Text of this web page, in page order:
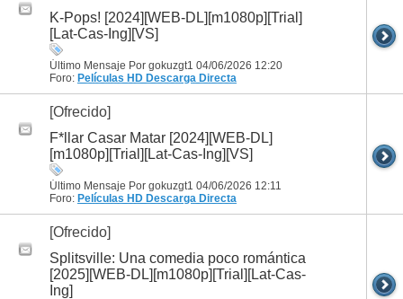
K-Pops! [2024][WEB-DL][m1080p][Trial]
[Lat-Cas-Ing][VS]
Último Mensaje Por gokuzgt1 04/06/2026 12:20
Foro: Películas HD Descarga Directa
[Ofrecido]
F*llar Casar Matar [2024][WEB-DL]
[m1080p][Trial][Lat-Cas-Ing][VS]
Último Mensaje Por gokuzgt1 04/06/2026 12:11
Foro: Películas HD Descarga Directa
[Ofrecido]
Splitsville: Una comedia poco romántica
[2025][WEB-DL][m1080p][Trial][Lat-Cas-
Ing]